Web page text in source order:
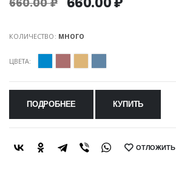
КОЛИЧЕСТВО: МНОГО
ЦВЕТА:
ПОДРОБНЕЕ КУПИТЬ
SHARE: ОТЛОЖИТЬ